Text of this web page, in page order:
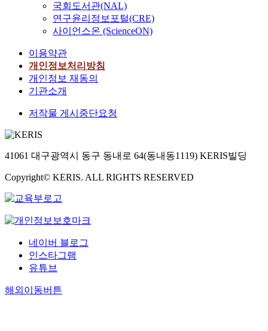
국회도서관(NAL)
연구윤리정보포털(CRE)
사이언스온 (ScienceON)
이용약관
개인정보처리방침
개인정보 재동의
기관소개
저작물 게시중단요청
41061 대구광역시 동구 동내로 64(동내동1119) KERIS빌딩
Copyright© KERIS. ALL RIGHTS RESERVED
네이버 블로그
인스타그램
유튜브
해외이동버튼